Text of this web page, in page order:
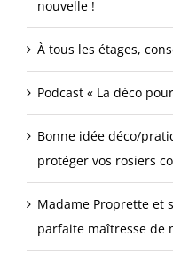
nouvelle !
À tous les étages,
Podcast « La déco
Bonne idée déco/
protéger vos rosiers
Madame Proprette et
parfaite maîtresse de